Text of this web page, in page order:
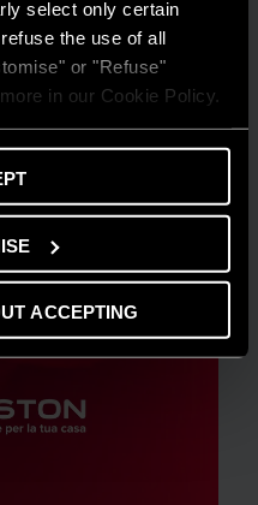
select only certain
the use of all
or "Refuse"
in our Cookie Policy.
ACCEPTING